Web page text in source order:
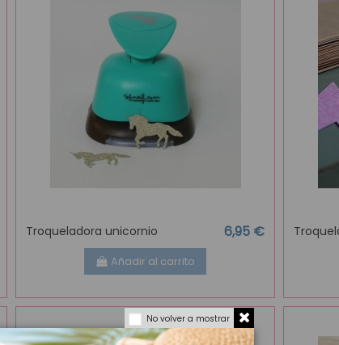
Troqueladora unicornio 6,95 €
Añadir al carrito
No volver a mostrar